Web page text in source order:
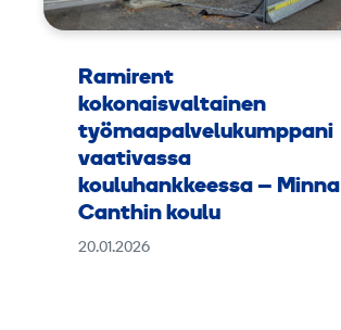
Ramirent
kokonaisvaltainen
työmaapalvelukumppani
vaativassa
kouluhankkeessa – Minna
Canthin koulu
20.01.2026